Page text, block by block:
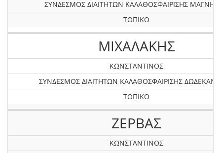
ΣΥΝΔΕΣΜΟΣ ΔΙΑΙΤΗΤΩΝ ΚΑΛΑΘΟΣΦΑΙΡΙΣΗΣ
ΤΟΠΙΚΟ
ΜΙΧΑΛΑΚΗΣ
ΚΩΝΣΤΑΝΤΙΝΟΣ
ΣΥΝΔΕΣΜΟΣ ΔΙΑΙΤΗΤΩΝ ΚΑΛΑΘΟΣΦΑΙΡΙΣΗΣ
ΤΟΠΙΚΟ
ΖΕΡΒΑΣ
ΚΩΝΣΤΑΝΤΙΝΟΣ